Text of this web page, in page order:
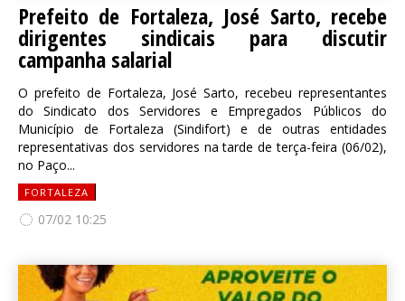
Prefeito de Fortaleza, José Sarto, recebe
dirigentes sindicais para discutir
campanha salarial
O prefeito de Fortaleza, José Sarto, recebeu representantes
do Sindicato dos Servidores e Empregados Públicos do
Município de Fortaleza (Sindifort) e de outras entidades
representativas dos servidores na tarde de terça-feira (06/02),
no Paço...
FORTALEZA
07/02 10:25